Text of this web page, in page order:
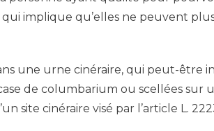
implique qu’elles ne peuvent
une urne cinéraire, qui peut-être
de columbarium ou scellées sur
site cinéraire visé par l’article L.